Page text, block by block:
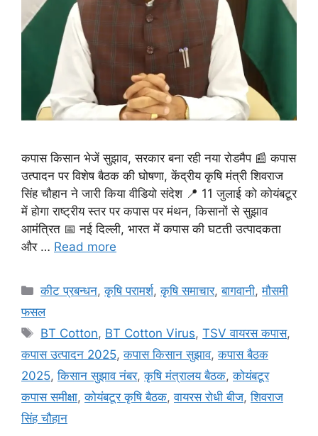
कपास किसान भेजें सुझाव, सरकार बना रही नया रोडमैप 📰 कपास
उत्पादन पर विशेष बैठक की घोषणा, केंद्रीय कृषि मंत्री शिवराज
सिंह चौहान ने जारी किया वीडियो संदेश 📍 11 जुलाई को कोयंबटूर
में होगा राष्ट्रीय स्तर पर कपास पर मंथन, किसानों से सुझाव
आमंत्रित 📅 नई दिल्ली, भारत में कपास की घटती उत्पादकता
और … Read more
कीट प्रबन्धन,कृषि परामर्श,कृषि समाचार,बागवानी,मौसमी
फसल
BT Cotton, BT Cotton Virus,TSV वायरस कपास,
कपास उत्पादन 2025,कपास किसान सुझाव,कपास बैठक
2025,किसान सुझाव नंबर,कृषि मंत्रालय बैठक,कोयंबटूर
कपास समीक्षा,कोयंबटूर कृषि बैठक,वायरस रोधी बीज,शिवराज
सिंह चौहान